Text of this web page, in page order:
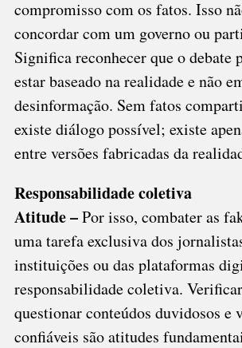
compromisso com os fatos. Isso
concordar com um governo ou
Significa reconhecer que o debate
estar baseado na realidade e não
desinformação. Sem fatos
existe diálogo possível; existe
entre versões fabricadas da
Responsabilidade coletiva
Atitude –Por isso, combater as
uma tarefa exclusiva dos
instituições ou das plataformas
responsabilidade coletiva.
questionar conteúdos duvidosos e
confiáveis são atitudes